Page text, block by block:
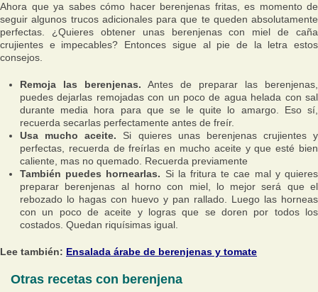
Ahora que ya sabes cómo hacer berenjenas fritas, es momento de
seguir algunos trucos adicionales para que te queden absolutamente
perfectas. ¿Quieres obtener unas berenjenas con miel de caña
crujientes e impecables? Entonces sigue al pie de la letra estos
consejos.
Remoja las berenjenas. Antes de preparar las berenjenas,
puedes dejarlas remojadas con un poco de agua helada con sal
durante media hora para que se le quite lo amargo. Eso sí,
recuerda secarlas perfectamente antes de freír.
Usa mucho aceite. Si quieres unas berenjenas crujientes y
perfectas, recuerda de freírlas en mucho aceite y que esté bien
caliente, mas no quemado. Recuerda previamente
También puedes hornearlas. Si la fritura te cae mal y quieres
preparar berenjenas al horno con miel, lo mejor será que el
rebozado lo hagas con huevo y pan rallado. Luego las horneas
con un poco de aceite y logras que se doren por todos los
costados. Quedan riquísimas igual.
Lee también: Ensalada árabe de berenjenas y tomate
Otras recetas con berenjena